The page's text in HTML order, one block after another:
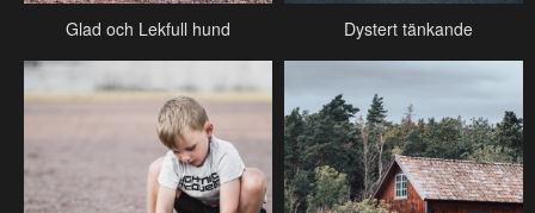
Glad och Lekfull hund Dystert tänkande